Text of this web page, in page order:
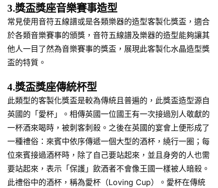
3.獎盃獎座音樂賽事造型
常見使用音符五線譜或是各類樂器的造型客製化獎盃，適合
於各類音樂賽事的頒獎，音符五線譜及樂器的造型能夠讓其
他人一目了然為音樂賽事的獎盃，展現此客製化水晶造型獎
盃的特質。
4.獎盃獎座傳統杯型
此類型的客製化獎盃是較為傳統且普遍的，此獎盃造型源自
英國的「愛杯」。相傳英國一位國王有一次接過別人敬獻的
一杯酒來喝時，被刺客刺殺。之後在英國的宴會上便形成了
一種禮俗：來賓中依序傳遞一個大型的酒杯，繞行一圈；每
位來賓接過酒杯時，除了自己要站起來，並且身旁的人也需
要站起來，表示「保護」飲酒者不會像王國一樣被人暗殺。
此禮俗中的酒杯，稱為愛杯（Loving Cup）。愛杯在傳統